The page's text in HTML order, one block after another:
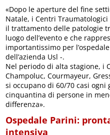
«Dopo le aperture del fine
Natale, i Centri
il trattamento delle patologie
luogo dell’evento e che
importantissimo per
dell’azienda Usl -.
Nel periodo di alta stagione, i
Champoluc, Courmayeur,
si occupano di 60/70 casi
cinquantina di persone in
differenza».
Ospedale Parini:
intensiva